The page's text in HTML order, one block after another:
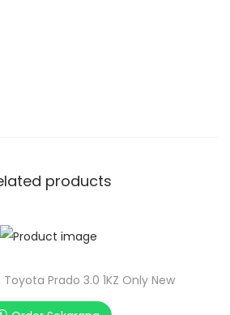
products
Prado 3.0 1KZ Only New